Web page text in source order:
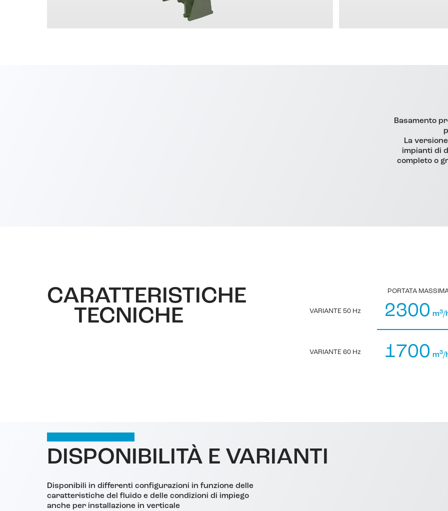
Basamento
La
impianti di
completo o
CARATTERISTICHE
TECNICHE
PORTATA
VARIANTE 50 Hz 2300 m3/
VARIANTE 60 Hz 1700 m3/
DISPONIBILITÀ E VARIANTI
Disponibili in differenti configurazioni in funzione delle
caratteristiche del fluido e delle condizioni di impiego
anche per installazione in verticale